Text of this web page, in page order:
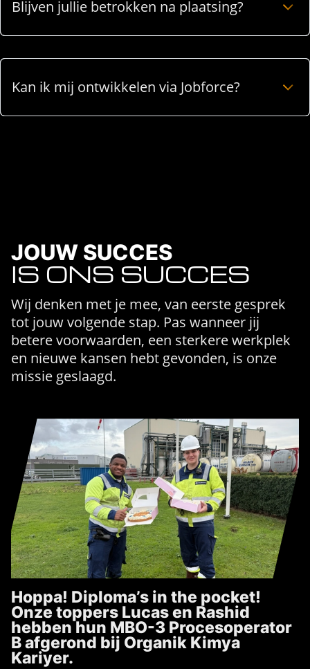
Blijven jullie betrokken na plaatsing?
Kan ik mij ontwikkelen via Jobforce?
JOUW SUCCES
IS ONS SUCCES
Wij denken met je mee, van eerste gesprek
tot jouw volgende stap. Pas wanneer jij
betere voorwaarden, een sterkere werkplek
en nieuwe kansen hebt gevonden, is onze
missie geslaagd.
Hoppa! Diploma’s in the pocket!
Onze toppers Lucas en Rashid
hebben hun MBO-3 Procesoperator
B afgerond bij Organik Kimya
Kariyer.